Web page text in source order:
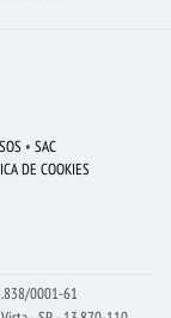
• SAC
DE COOKIES
0001-61